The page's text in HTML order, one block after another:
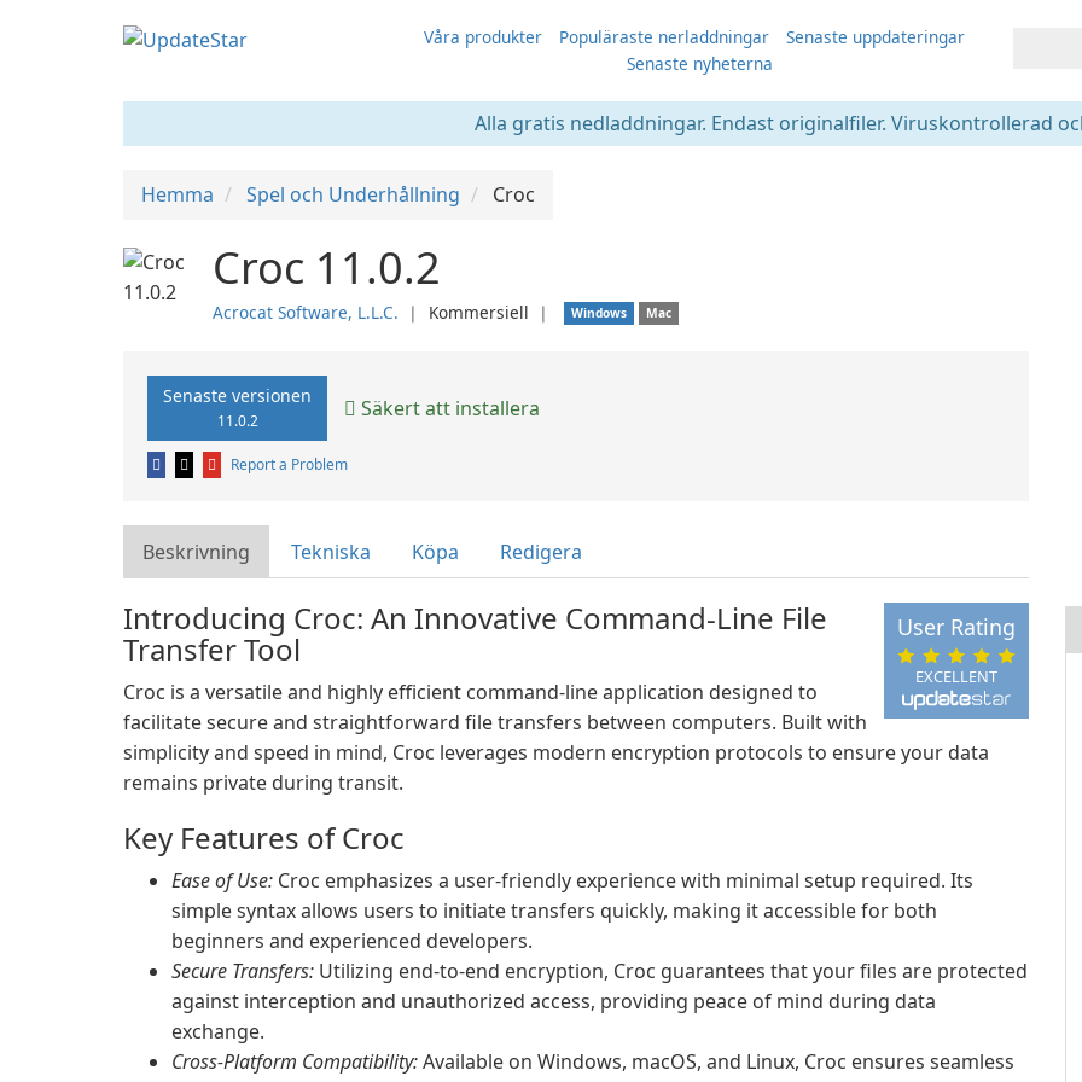
Våra produkter Populäraste nerladdningar
Senaste uppdateringar
Senaste nyheterna
Alla gratis nedladdningar. Endast originalfiler. Viruskontrollerad
Hemma Spel och Underhållning Croc
Croc 11.0.2
Acrocat Software, L.L.C. ❘ Kommersiell ❘ Windows Mac
Senaste versionen
11.0.2 Säkert att installera
Report a Problem
Beskrivning Tekniska Köpa Redigera
EXCELLENT
User Rating
Introducing Croc: An Innovative Command-Line File
Transfer Tool
Croc is a versatile and highly efficient command-line application designed to
facilitate secure and straightforward file transfers between computers. Built with
simplicity and speed in mind, Croc leverages modern encryption protocols to ensure your data
remains private during transit.
Key Features of Croc
Ease of Use: Croc emphasizes a user-friendly experience with minimal setup required. Its
simple syntax allows users to initiate transfers quickly, making it accessible for both
beginners and experienced developers.
Secure Transfers: Utilizing end-to-end encryption, Croc guarantees that your files are protected
against interception and unauthorized access, providing peace of mind during data
exchange.
Cross-Platform Compatibility:Available on Windows, macOS, and Linux, Croc ensures seamless